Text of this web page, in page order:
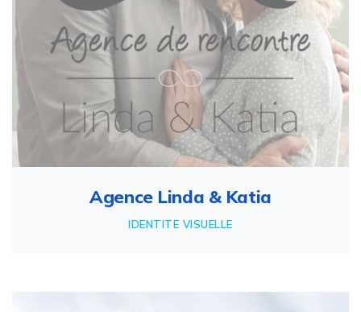
Agence Linda & Katia
IDENTITE VISUELLE